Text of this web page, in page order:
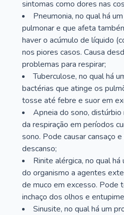
sintomas como dores nas
Pneumonia, no qual há
pulmonar e que afeta
haver o acúmulo de líquido
nos piores casos. Causa
problemas para respirar;
Tuberculose, no qual há
bactérias que atinge os
tosse até febre e suor em
Apneia do sono,
da respiração em períodos
sono. Pode causar cansaço
descanso;
Rinite alérgica, no qual
do organismo a agentes
de muco em excesso. Pode
inchaço dos olhos e
Sinusite, no qual há um